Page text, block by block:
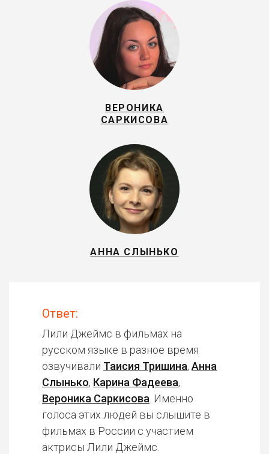
ВЕРОНИКА
САРКИСОВА
АННА СЛЫНЬКО
Ответ:
Лили Джеймс в фильмах на
русском языке в разное время
озвучивали Таисия Тришина, Анна
Слынько, Карина Фадеева,
Вероника Саркисова . Именно
голоса этих людей вы слышите в
фильмах в России с участием
актрисы Лили Джеймс.